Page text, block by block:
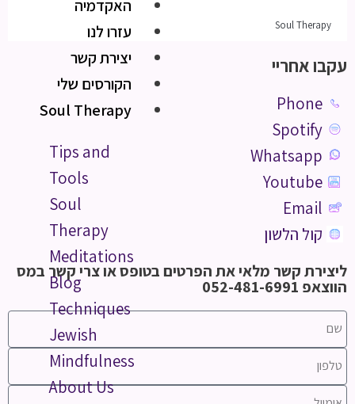
האקדמיה
עזרו לנו
יצירת קשר
הקורסים שלי
Soul Therapy
Tips and
Tools
Soul
Therapy
Meditations
Blog
Techniques
Jewish
Mindfulness
About Us
Soul Therapy
עקבו אחריי
Phone
Spotify
Whatsapp
Youtube
Email
קול הלשון
ליצירת קשר מלאי את הפרטים בטופס או צרי קשר במס
הווצאפ 052-481-6991